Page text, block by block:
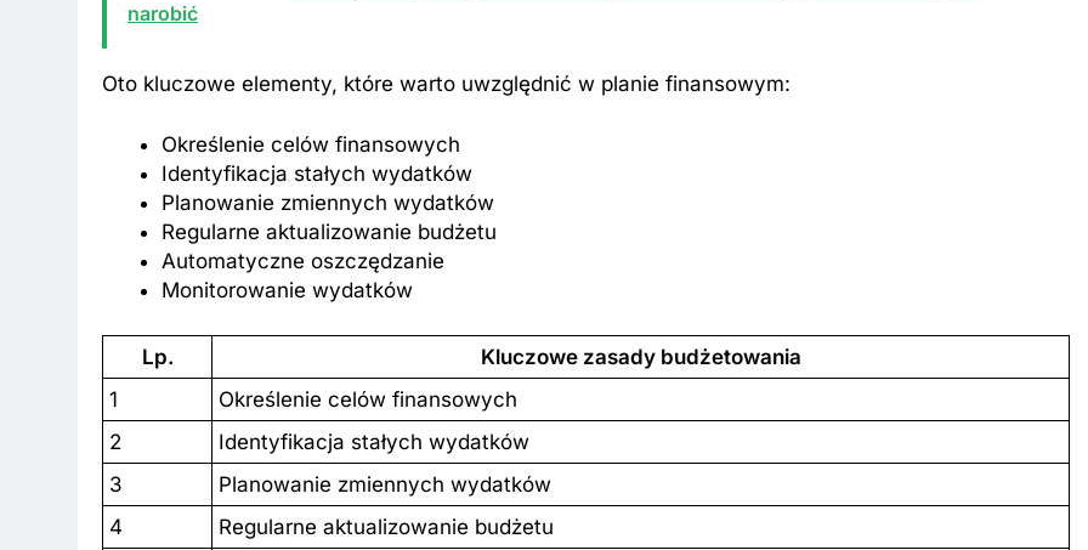
narobić
Oto kluczowe elementy, które warto uwzględnić w planie finansowym:
Określenie celów finansowych
Identyfikacja stałych wydatków
Planowanie zmiennych wydatków
Regularne aktualizowanie budżetu
Automatyczne oszczędzanie
Monitorowanie wydatków
Lp.
Kluczowe zasady budżetowania
1
Określenie celów finansowych
2
Identyfikacja stałych wydatków
3
Planowanie zmiennych wydatków
4
Regularne aktualizowanie budżetu
aktualne zarobki wójtów?
stawki na tym stanowisku!
Ile zarabia striptizer: poznaj aktualne
stawki męskiego striptizera
9 Miesięcy Temu
Ile zarabia psycholog szkolny: